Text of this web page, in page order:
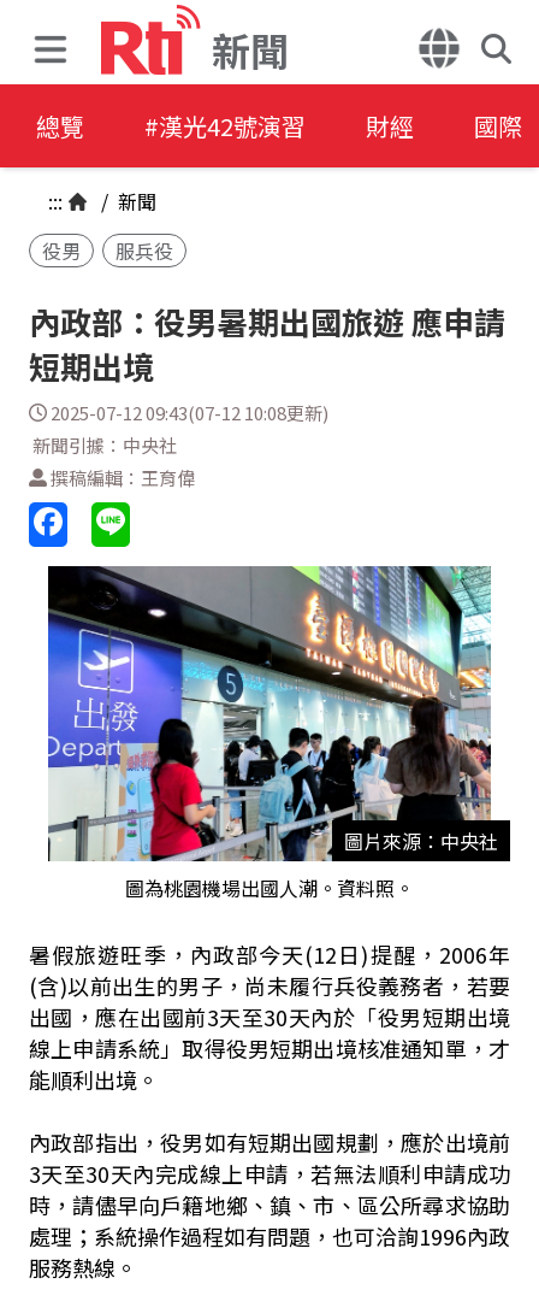
新聞
總覽 #漢光42號演習 財經 國際
::: / 新聞
役男
服兵役
內政部：役男暑期出國旅遊 應申請
短期出境
2025-07-12 09:43(07-12 10:08更新)
新聞引據：中央社
撰稿編輯：王育偉
圖片來源：中央社
圖為桃園機場出國人潮。資料照。
暑假旅遊旺季，內政部今天(12日)提醒，2006年
(含)以前出生的男子，尚未履行兵役義務者，若要
出國，應在出國前3天至30天內於「役男短期出境
線上申請系統」取得役男短期出境核准通知單，才
能順利出境。
內政部指出，役男如有短期出國規劃，應於出境前
3天至30天內完成線上申請，若無法順利申請成功
時，請儘早向戶籍地鄉、鎮、市、區公所尋求協助
處理；系統操作過程如有問題，也可洽詢1996內政
服務熱線。